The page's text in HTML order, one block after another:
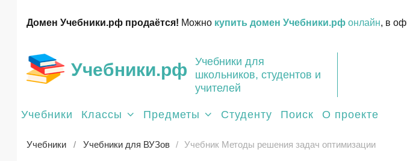
Домен Учебники.рф продаётся! Можно купить домен Учебники.рф онлайн, в
Учебники.рф
Учебники для
школьников, студентов и
учителей
Учебники Классы Предметы Студенту Поиск О проекте
Учебники Учебники для ВУЗов Учебник Методы решения задач оптимизации